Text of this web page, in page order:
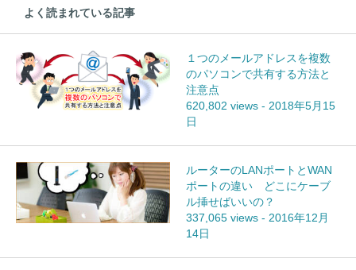
よく読まれている記事
１つのメールアドレスを複数
のパソコンで共有する方法と
注意点
620,802 views - 2018年5月15
日
ルーターのLANポートとWAN
ポートの違い どこにケーブ
ル挿せばいいの？
337,065 views - 2016年12月
14日